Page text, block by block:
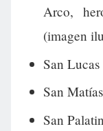
Arco,
(imagen
San
San
San